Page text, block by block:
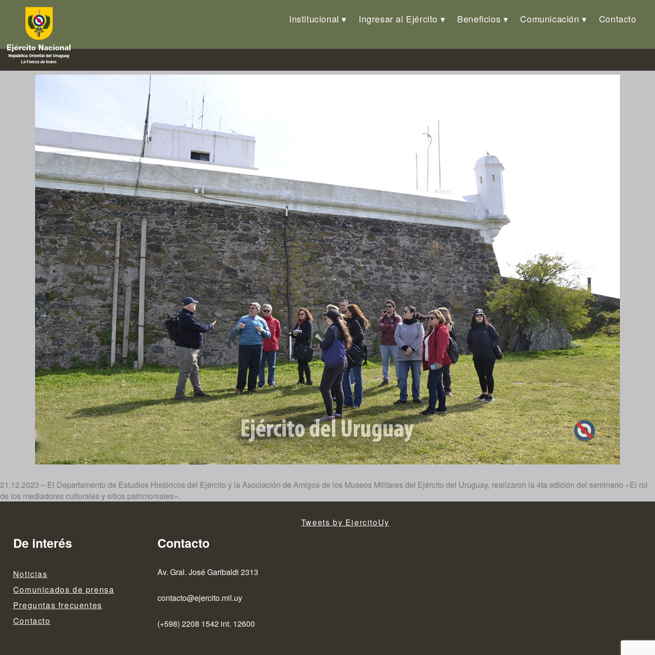
Institucional Ingresar al Ejército Beneficios Comunicación Contacto
mediadores
Seminario «El rol de los mediadores culturales y sitios patrimoniales»
21.12.2023 – El Departamento de Estudios Históricos del Ejército y la Asociación de Amigos de los Museos Militares del Ejército del Uruguay, realizaron la 4ta edición del seminario «El rol
de los mediadores culturales y sitios patrimoniales».
De interés
Noticias
Comunicados de prensa
Preguntas frecuentes
Contacto
Contacto
Av. Gral. José Garibaldi 2313
contacto@ejercito.mil.uy
(+598) 2208 1542 int. 12600
Tweets by EjercitoUy